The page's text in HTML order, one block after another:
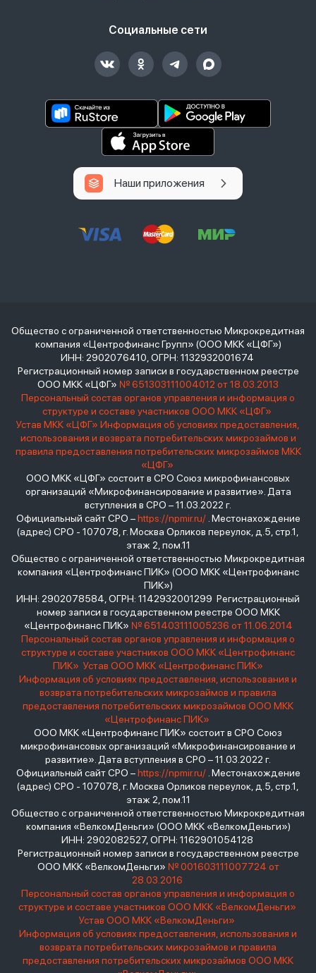
Социальные сети
Наши приложения
Общество с ограниченной ответственностью Микрокредитная
компания «Центрофинанс Групп» (ООО МКК «ЦФГ»)
ИНН: 2902076410, ОГРН: 1132932001674
Регистрационный номер записи в государственном реестре
ООО МКК «ЦФГ» № 651303111004012 от 18.03.2013
Персональный состав органов управления и информация о
структуре и составе участников ООО МКК «ЦФГ»
Устав МКК «ЦФГ» Информация об условиях предоставления,
использования и возврата потребительских микрозаймов и
правила предоставления потребительских микрозаймов МКК
«ЦФГ»
ООО МКК «ЦФГ» состоит в СРО Союз микрофинансовых
организаций «Микрофинансирование и развитие». Дата
вступления в СРО – 11.03.2022 г.
Официальный сайт СРО –https://npmir.ru/. Местонахождение
(адрес) СРО - 107078, г. Москва Орликов переулок, д.5, стр.1,
этаж 2, пом.11
Общество с ограниченной ответственностью Микрокредитная
компания «Центрофинанс ПИК» (ООО МКК «Центрофинанс
ПИК»)
ИНН: 2902078584, ОГРН: 1142932001299 Регистрационный
номер записи в государственном реестре ООО МКК
«Центрофинанс ПИК» № 651403111005236 от 11.06.2014
Персональный состав органов управления и информация о
структуре и составе участников ООО МКК «Центрофинанс
ПИК» Устав ООО МКК «Центрофинанс ПИК»
Информация об условиях предоставления, использования и
возврата потребительских микрозаймов и правила
предоставления потребительских микрозаймов ООО МКК
«Центрофинанс ПИК»
ООО МКК «Центрофинанс ПИК» состоит в СРО Союз
микрофинансовых организаций «Микрофинансирование и
развитие». Дата вступления в СРО – 11.03.2022 г.
Официальный сайт СРО –https://npmir.ru/. Местонахождение
(адрес) СРО - 107078, г. Москва Орликов переулок, д.5, стр.1,
этаж 2, пом.11
Общество с ограниченной ответственностью Микрокредитная
компания «ВелкомДеньги» (ООО МКК «ВелкомДеньги»)
ИНН: 2902082527, ОГРН: 1162901054128
Регистрационный номер записи в государственном реестре
ООО МКК «ВелкомДеньги» № 001603111007724 от
28.03.2016
Персональный состав органов управления и информация о
структуре и составе участников ООО МКК «ВелкомДеньги»
Устав ООО МКК «ВелкомДеньги»
Информация об условиях предоставления, использования и
возврата потребительских микрозаймов и правила
предоставления потребительских микрозаймов ООО МКК